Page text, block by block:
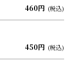
460円 (税込)
450円 (税込)